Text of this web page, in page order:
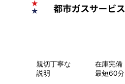
親切丁寧な
説明
在庫完備
最短60分